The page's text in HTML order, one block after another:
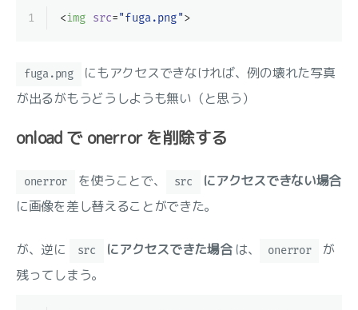
1 <img src="fuga.png">
fuga.png
にもアクセスできなければ、例の壊れた写真
が出るがもうどうしようも無い（と思う）
onload で onerror を削除する
onerror を使うことで、 src
にアクセスできない場合
に画像を差し替えることができた。
が、逆に src にアクセスできた場合は、 onerror
が
残ってしまう。